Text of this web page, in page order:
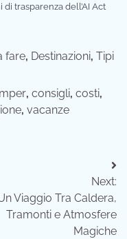
trasparenza dell’AI Act
fare, Destinazioni, Tipi
, consigli, costi,
, vacanze
Next:
Viaggio Tra Caldera,
Tramonti e Atmosfere
Magiche